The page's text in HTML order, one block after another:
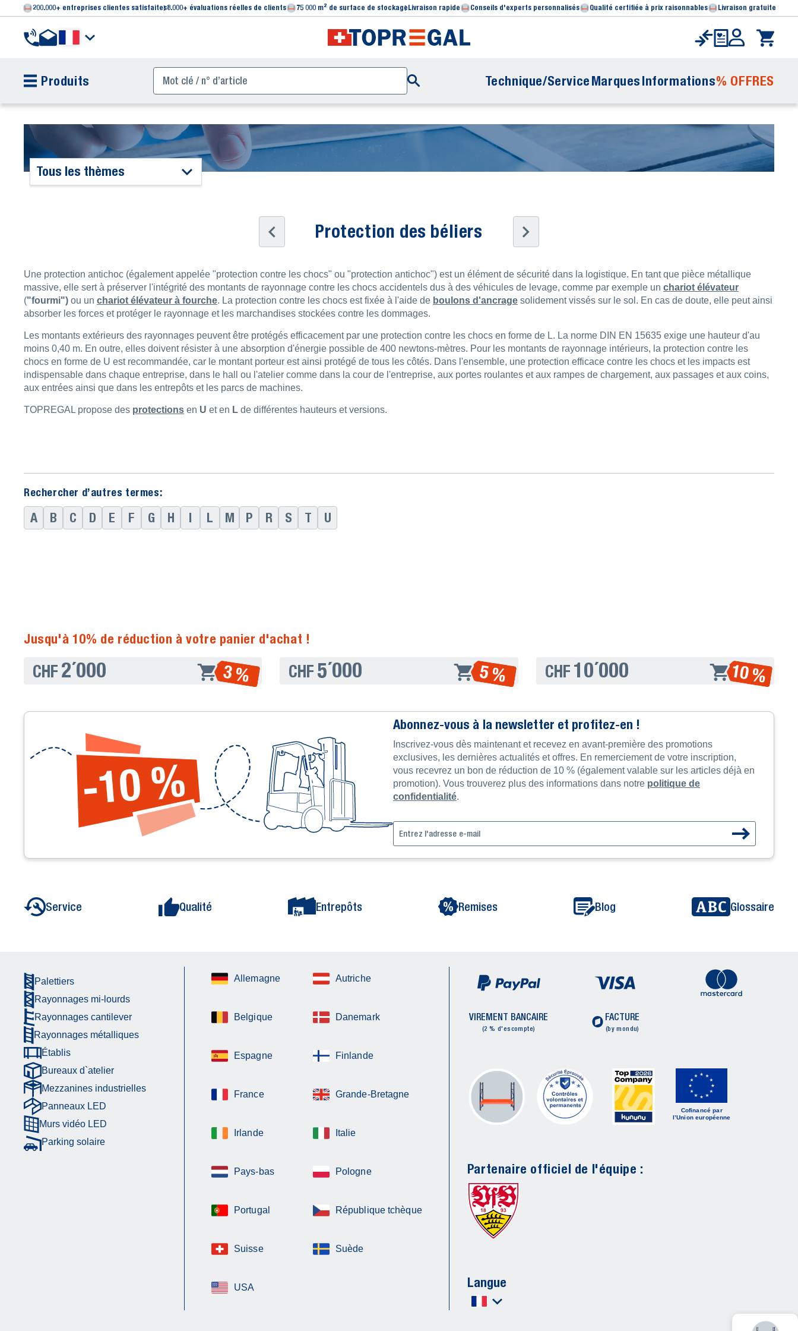
200.000+ entreprises clientes satisfaites8.000+ évaluations réelles de clients 75 000 m² de surface de stockage Livraison rapide Conseils d'experts personnalisés Qualité certifiée à prix raisonnables Livraison gratuite
Technique/ServiceMarquesInformations% OFFRES
Produits
Tous les thèmes
Protection des béliers
Une protection antichoc (également appelée "protection contre les chocs" ou "protection antichoc") est un élément de sécurité dans la logistique. En tant que pièce métallique
massive, elle sert à préserver l'intégrité des montants de rayonnage contre les chocs accidentels dus à des véhicules de levage, comme par exemple un chariot élévateur
("fourmi") ou un chariot élévateur à fourche. La protection contre les chocs est fixée à l'aide de boulons d'ancrage solidement vissés sur le sol. En cas de doute, elle peut ainsi
absorber les forces et protéger le rayonnage et les marchandises stockées contre les dommages.
Les montants extérieurs des rayonnages peuvent être protégés efficacement par une protection contre les chocs en forme de L. La norme DIN EN 15635 exige une hauteur d'au
moins 0,40 m. En outre, elles doivent résister à une absorption d'énergie possible de 400 newtons-mètres. Pour les montants de rayonnage intérieurs, la protection contre les
chocs en forme de U est recommandée, car le montant porteur est ainsi protégé de tous les côtés. Dans l'ensemble, une protection efficace contre les chocs et les impacts est
indispensable dans chaque entreprise, dans le hall ou l'atelier comme dans la cour de l'entreprise, aux portes roulantes et aux rampes de chargement, aux passages et aux coins,
aux entrées ainsi que dans les entrepôts et les parcs de machines.
TOPREGAL propose des protections en U et en L de différentes hauteurs et versions.
Rechercher d’autres termes:
A B C D E F G H I L M P R S T U
Jusqu'à 10% de réduction à votre panier d'achat !
CHF 2´000 3 % CHF 5´000 5 % CHF 10´000 10 %
Abonnez-vous à la newsletter et profitez-en !
Inscrivez-vous dès maintenant et recevez en avant-première des promotions
exclusives, les dernières actualités et offres. En remerciement de votre inscription,
vous recevrez un bon de réduction de 10 % (également valable sur les articles déjà en
promotion). Vous trouverez plus des informations dans notre politique de
confidentialité.
Service Qualité Entrepôts Remises Blog Glossaire
Palettiers
Rayonnages mi-lourds
Rayonnages cantilever
Rayonnages métalliques
Établis
Bureaux d`atelier
Mezzanines industrielles
Panneaux LED
Murs vidéo LED
Parking solaire
Allemagne Autriche
Belgique Danemark
Espagne Finlande
France Grande-Bretagne
Irlande Italie
Pays-bas Pologne
Portugal République tchèque
Suisse Suède
USA
VIREMENT BANCAIRE
(2 % d'escompte)
FACTURE
(by mondu)
Cofinancé par
l’Union européenne
Partenaire officiel de l'équipe :
Langue